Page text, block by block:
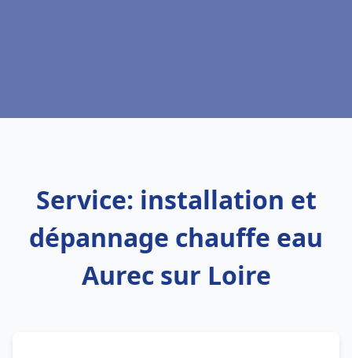
Service: installation et
dépannage chauffe eau
Aurec sur Loire